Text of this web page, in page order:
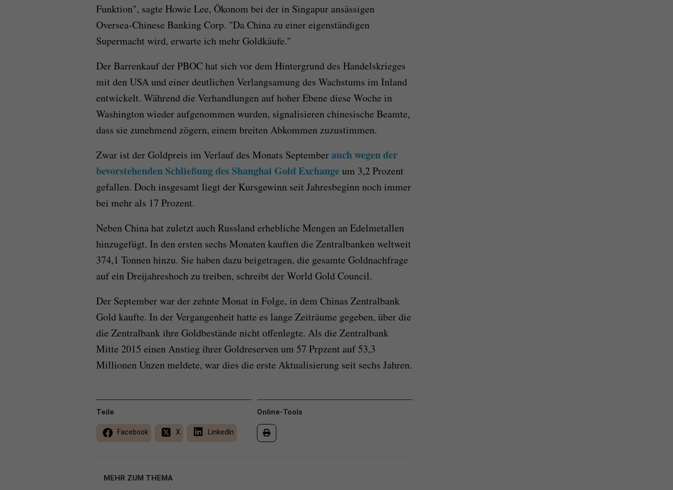
Funktion", sagte Howie Lee, Ökonom bei der in Singapur ansässigen
Oversea-Chinese Banking Corp. "Da China zu einer eigenständigen
Supermacht wird, erwarte ich mehr Goldkäufe."
Der Barrenkauf der PBOC hat sich vor dem Hintergrund des Handelskrieges
mit den USA und einer deutlichen Verlangsamung des Wachstums im Inland
entwickelt. Während die Verhandlungen auf hoher Ebene diese Woche in
Washington wieder aufgenommen wurden, signalisieren chinesische Beamte,
dass sie zunehmend zögern, einem breiten Abkommen zuzustimmen.
Zwar ist der Goldpreis im Verlauf des Monats Septemberauch wegen der
bevorstehenden Schließung des Shanghai Gold Exchangeum 3,2 Prozent
gefallen. Doch insgesamt liegt der Kursgewinn seit Jahresbeginn noch immer
bei mehr als 17 Prozent.
Neben China hat zuletzt auch Russland erhebliche Mengen an Edelmetallen
hinzugefügt. In den ersten sechs Monaten kauften die Zentralbanken weltweit
374,1 Tonnen hinzu. Sie haben dazu beigetragen, die gesamte Goldnachfrage
auf ein Dreijahreshoch zu treiben, schreibt der World Gold Council.
Der September war der zehnte Monat in Folge, in dem Chinas Zentralbank
Gold kaufte. In der Vergangenheit hatte es lange Zeiträume gegeben, über die
die Zentralbank ihre Goldbestände nicht offenlegte. Als die Zentralbank
Mitte 2015 einen Anstieg ihrer Goldreserven um 57 Prpzent auf 53,3
Millionen Unzen meldete, war dies die erste Aktualisierung seit sechs Jahren.
Online-Tools
Teile
Facebook X LinkedIn
MEHR ZUM THEMA